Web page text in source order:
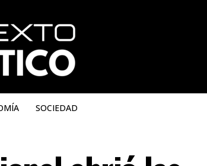
SOCIEDAD